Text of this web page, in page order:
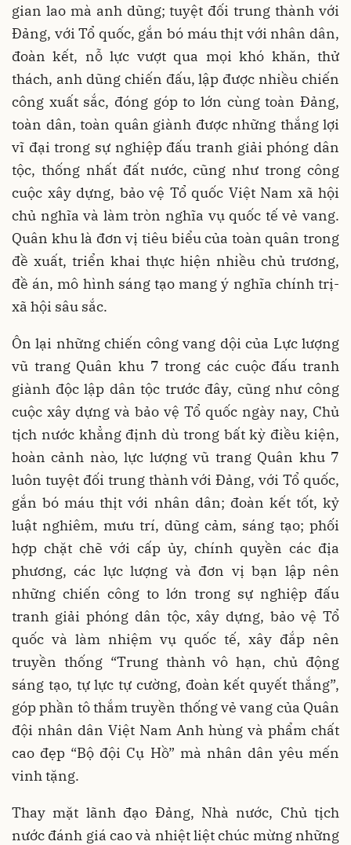
gian lao mà anh dũng; tuyệt đối trung thành với
Đảng, với Tổ quốc, gắn bó máu thịt với nhân dân,
đoàn kết, nỗ lực vượt qua mọi khó khăn, thử
thách, anh dũng chiến đấu, lập được nhiều chiến
công xuất sắc, đóng góp to lớn cùng toàn Đảng,
toàn dân, toàn quân giành được những thắng lợi
vĩ đại trong sự nghiệp đấu tranh giải phóng dân
tộc, thống nhất đất nước, cũng như trong công
cuộc xây dựng, bảo vệ Tổ quốc Việt Nam xã hội
chủ nghĩa và làm tròn nghĩa vụ quốc tế vẻ vang.
Quân khu là đơn vị tiêu biểu của toàn quân trong
đề xuất, triển khai thực hiện nhiều chủ trương,
đề án, mô hình sáng tạo mang ý nghĩa chính trị-
xã hội sâu sắc.
Ôn lại những chiến công vang dội của Lực lượng
vũ trang Quân khu 7 trong các cuộc đấu tranh
giành độc lập dân tộc trước đây, cũng như công
cuộc xây dựng và bảo vệ Tổ quốc ngày nay, Chủ
tịch nước khẳng định dù trong bất kỳ điều kiện,
hoàn cảnh nào, lực lượng vũ trang Quân khu 7
luôn tuyệt đối trung thành với Đảng, với Tổ quốc,
gắn bó máu thịt với nhân dân; đoàn kết tốt, kỷ
luật nghiêm, mưu trí, dũng cảm, sáng tạo; phối
hợp chặt chẽ với cấp ủy, chính quyền các địa
phương, các lực lượng và đơn vị bạn lập nên
những chiến công to lớn trong sự nghiệp đấu
tranh giải phóng dân tộc, xây dựng, bảo vệ Tổ
quốc và làm nhiệm vụ quốc tế, xây đắp nên
truyền thống “Trung thành vô hạn, chủ động
sáng tạo, tự lực tự cường, đoàn kết quyết thắng”,
góp phần tô thắm truyền thống vẻ vang của Quân
đội nhân dân Việt Nam Anh hùng và phẩm chất
cao đẹp “Bộ đội Cụ Hồ” mà nhân dân yêu mến
vinh tặng.
Thay mặt lãnh đạo Đảng, Nhà nước, Chủ tịch
nước đánh giá cao và nhiệt liệt chúc mừng những